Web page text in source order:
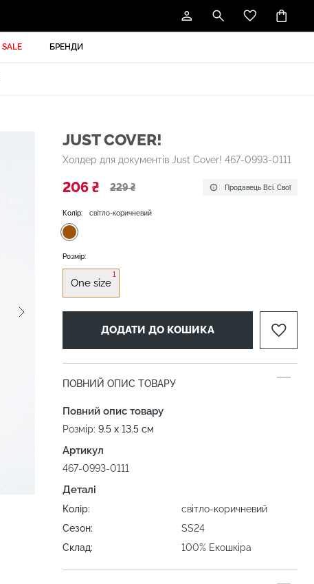
SALE БРЕНДИ
JUST COVER!
Холдер для документів Just Cover! 467-0993-0111
206 ₴ 229 ₴ Продавець Всі. Свої
Колір: світло-коричневий
Розмір:
One size
1
ДОДАТИ ДО КОШИКА
ПОВНИЙ ОПИС ТОВАРУ
Повний опис товару
Розмір: 9.5 х 13.5 см
Артикул
467-0993-0111
Деталі
Колір:
світло-коричневий
Сезон:
SS24
Склад:
100% Екошкіра